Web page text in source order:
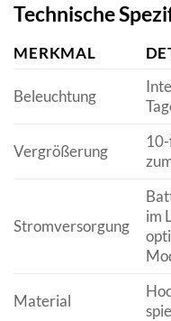
Technische
MERKMAL
Beleuchtung
Vergrößerung
Stromversorgung
im
Material